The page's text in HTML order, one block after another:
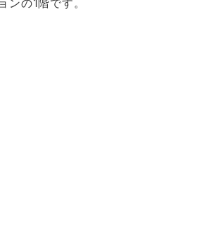
ンの1階です。